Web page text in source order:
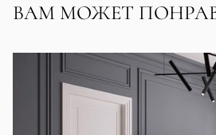
ВАМ МОЖЕТ